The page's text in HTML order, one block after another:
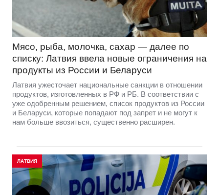
Мясо, рыба, молочка, сахар — далее по
списку: Латвия ввела новые ограничения на
продукты из России и Беларуси
Латвия ужесточает национальные санкции в отношении
продуктов, изготовленных в РФ и РБ. В соответствии с
уже одобренным решением, список продуктов из России
и Беларуси, которые попадают под запрет и не могут к
нам больше ввозиться, существенно расширен.
ЛАТВИЯ